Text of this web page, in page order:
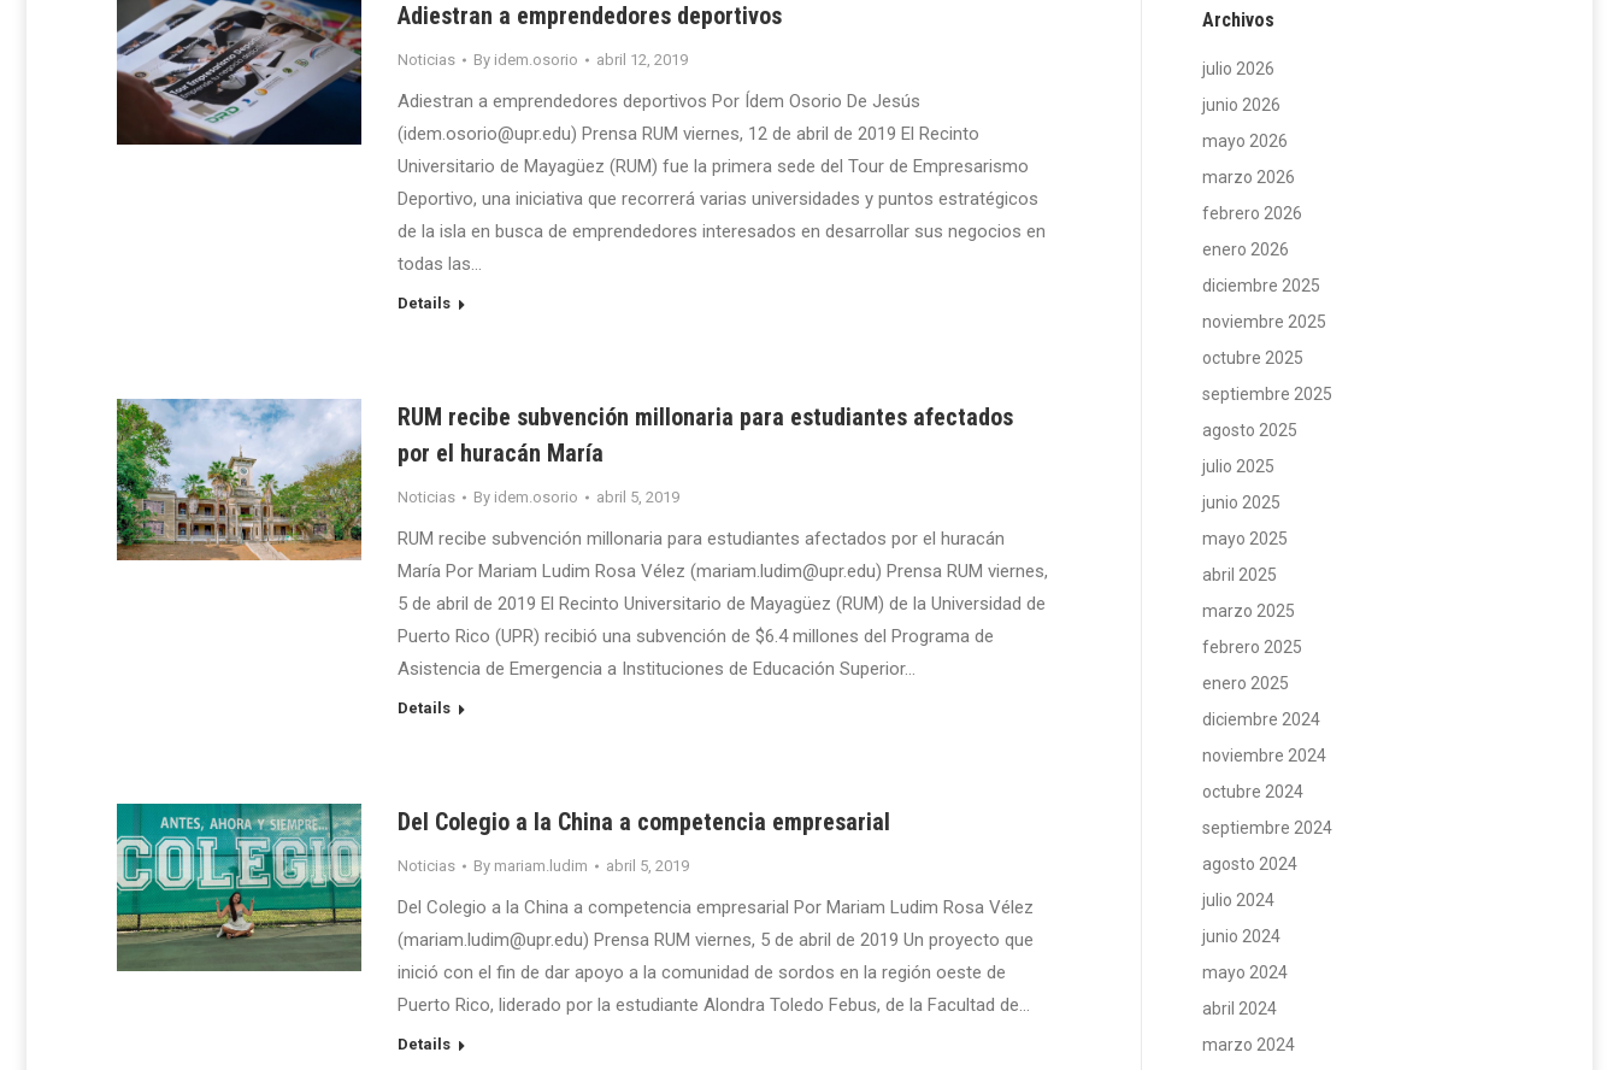
Adiestran a emprendedores deportivos
Noticias By idem.osorio abril 12, 2019
Adiestran a emprendedores deportivos Por Ídem Osorio De Jesús
(idem.osorio@upr.edu) Prensa RUM viernes, 12 de abril de 2019 El Recinto
Universitario de Mayagüez (RUM) fue la primera sede del Tour de Empresarismo
Deportivo, una iniciativa que recorrerá varias universidades y puntos estratégicos
de la isla en busca de emprendedores interesados en desarrollar sus negocios en
todas las…
Details
RUM recibe subvención millonaria para estudiantes afectados
por el huracán María
Noticias By idem.osorio abril 5, 2019
RUM recibe subvención millonaria para estudiantes afectados por el huracán
María Por Mariam Ludim Rosa Vélez (mariam.ludim@upr.edu) Prensa RUM viernes,
5 de abril de 2019 El Recinto Universitario de Mayagüez (RUM) de la Universidad de
Puerto Rico (UPR) recibió una subvención de $6.4 millones del Programa de
Asistencia de Emergencia a Instituciones de Educación Superior…
Details
Del Colegio a la China a competencia empresarial
Noticias By mariam.ludim abril 5, 2019
Del Colegio a la China a competencia empresarial Por Mariam Ludim Rosa Vélez
(mariam.ludim@upr.edu) Prensa RUM viernes, 5 de abril de 2019 Un proyecto que
inició con el fin de dar apoyo a la comunidad de sordos en la región oeste de
Puerto Rico, liderado por la estudiante Alondra Toledo Febus, de la Facultad de…
Details
Archivos
julio 2026
junio 2026
mayo 2026
marzo 2026
febrero 2026
enero 2026
diciembre 2025
noviembre 2025
octubre 2025
septiembre 2025
agosto 2025
julio 2025
junio 2025
mayo 2025
abril 2025
marzo 2025
febrero 2025
enero 2025
diciembre 2024
noviembre 2024
octubre 2024
septiembre 2024
agosto 2024
julio 2024
junio 2024
mayo 2024
abril 2024
marzo 2024